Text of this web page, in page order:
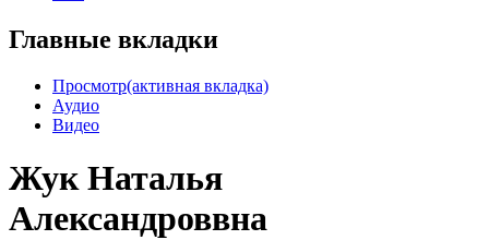
Главные вкладки
Просмотр(активная вкладка)
Аудио
Видео
Жук Наталья
Александроввна